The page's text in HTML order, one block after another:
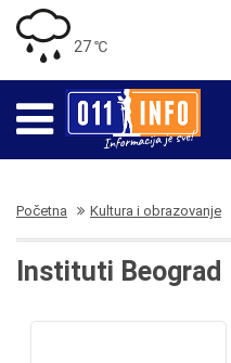
27 ℃
Početna Kultura i obrazovanje
Instituti Beograd